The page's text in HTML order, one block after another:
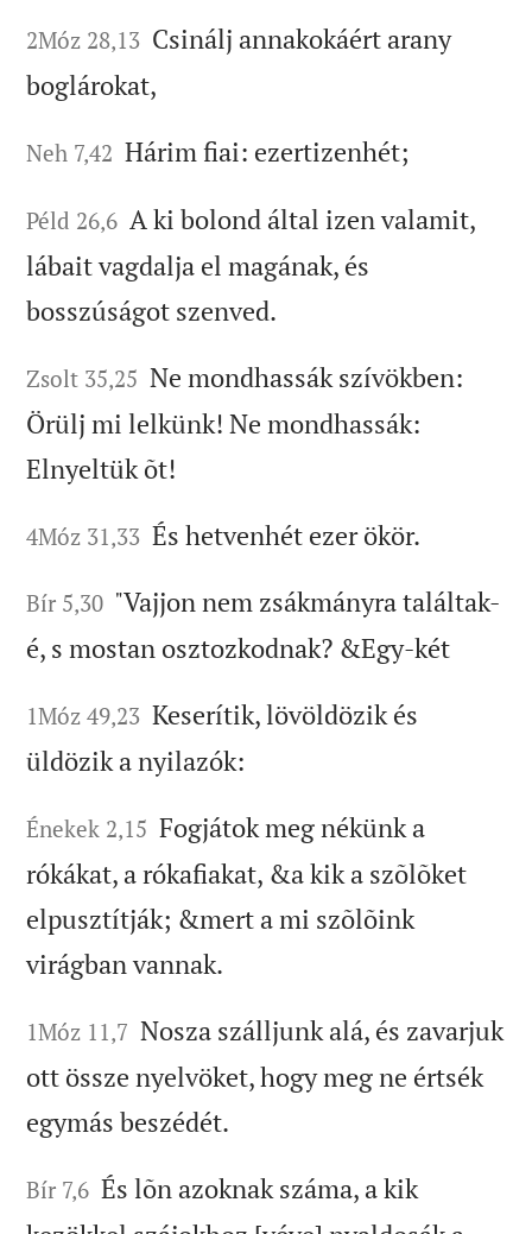
2Móz 28,13 Csinálj annakokáért arany
boglárokat,
Neh 7,42 Hárim fiai: ezertizenhét;
Péld 26,6 A ki bolond által izen valamit,
lábait vagdalja el magának, és
bosszúságot szenved.
Zsolt 35,25 Ne mondhassák szívökben:
Örülj mi lelkünk! Ne mondhassák:
Elnyeltük õt!
4Móz 31,33 És hetvenhét ezer ökör.
Bír 5,30 "Vajjon nem zsákmányra találtak-
é, s mostan osztozkodnak? &Egy-két
1Móz 49,23 Keserítik, lövöldözik és
üldözik a nyilazók:
Énekek 2,15 Fogjátok meg nékünk a
rókákat, a rókafiakat, &a kik a szõlõket
elpusztítják; &mert a mi szõlõink
virágban vannak.
1Móz 11,7 Nosza szálljunk alá, és zavarjuk
ott össze nyelvöket, hogy meg ne értsék
egymás beszédét.
Bír 7,6 És lõn azoknak száma, a kik